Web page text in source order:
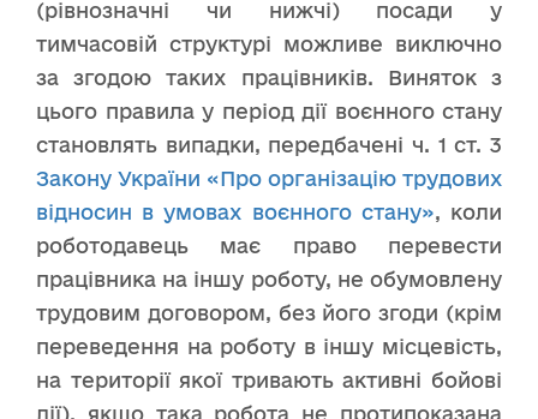
(рівнозначні чи нижчі) посади у
тимчасовій структурі можливе виключно
за згодою таких працівників. Виняток з
цього правила у період дії воєнного стану
становлять випадки, передбачені ч. 1 ст. 3
Закону України «Про організацію трудових
відносин в умовах воєнного стану», коли
роботодавець має право перевести
працівника на іншу роботу, не обумовлену
трудовим договором, без його згоди (крім
переведення на роботу в іншу місцевість,
на території якої тривають активні бойові
дії), якщо така робота не протипоказана